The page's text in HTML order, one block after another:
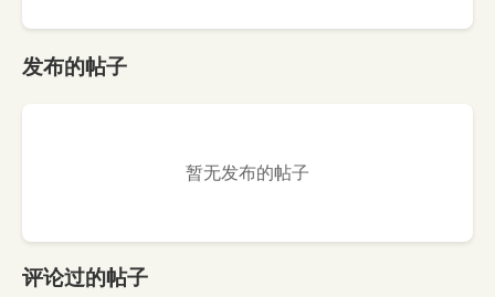
发布的帖子
暂无发布的帖子
评论过的帖子